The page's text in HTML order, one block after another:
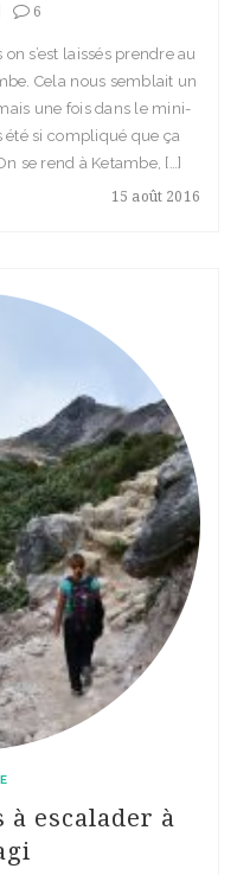
6
15 août 2016
s’est laissés prendre au
Cela nous semblait un
une fois dans le mini-
été si compliqué que ça
se rend à Ketambe, […]
à escalader à